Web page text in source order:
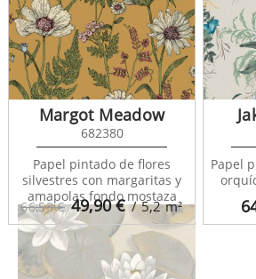
Gardens 82367428
66,53 € 49,90€ / 5,2m²
Margot Meadow
682380
Papel pintado de flores
silvestres con margaritas y
amapolas fondo mostaza
Papel